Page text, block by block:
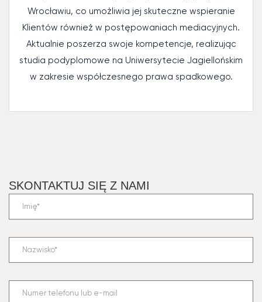
Wrocławiu, co umożliwia jej skuteczne wspieranie
Klientów również w postępowaniach mediacyjnych.
Aktualnie poszerza swoje kompetencje, realizując
studia podyplomowe na Uniwersytecie Jagiellońskim
w zakresie współczesnego prawa spadkowego.
SKONTAKTUJ SIĘ Z NAMI